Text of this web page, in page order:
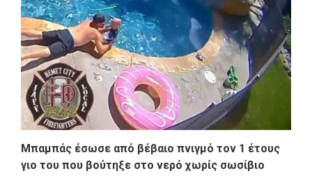
Μπαμπάς έσωσε από βέβαιο πνιγμό τον 1 έτους
γιο του που βούτηξε στο νερό χωρίς σωσίβιο